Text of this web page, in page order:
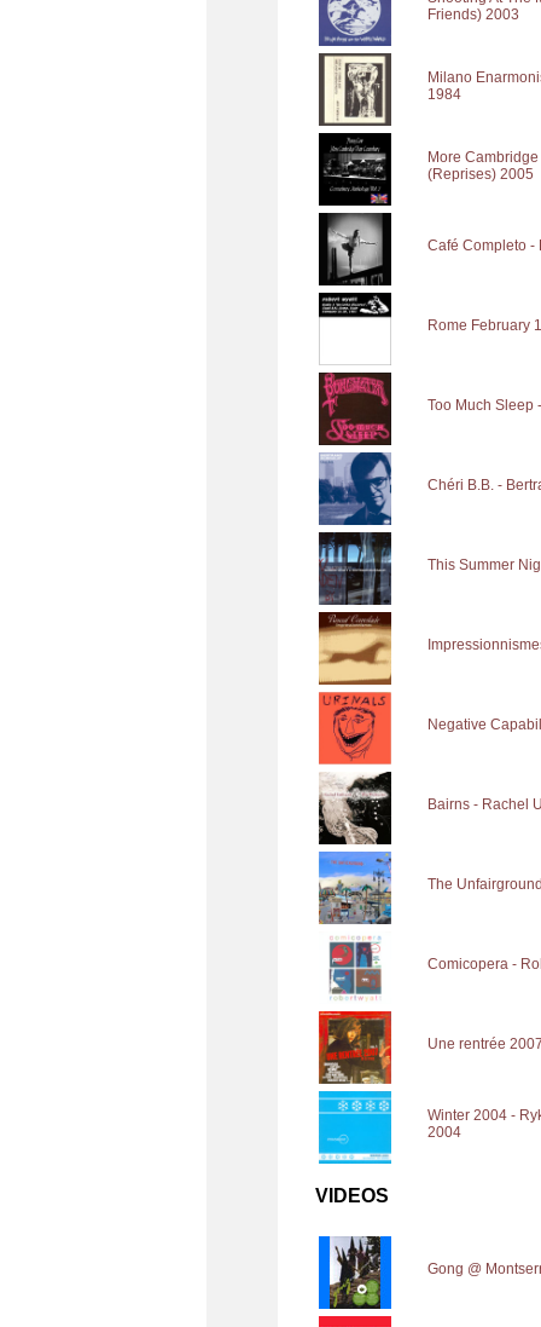
Friends) 2003
Milano
1984
More
(Reprises) 2005
Café Completo -
Rome February
Too Much Sleep
Chéri B.B. -
This Summer
Negative
Bairns - Rachel
The
Comicopera -
Une rentrée
Winter 2004 -
2004
VIDEOS
Gong @